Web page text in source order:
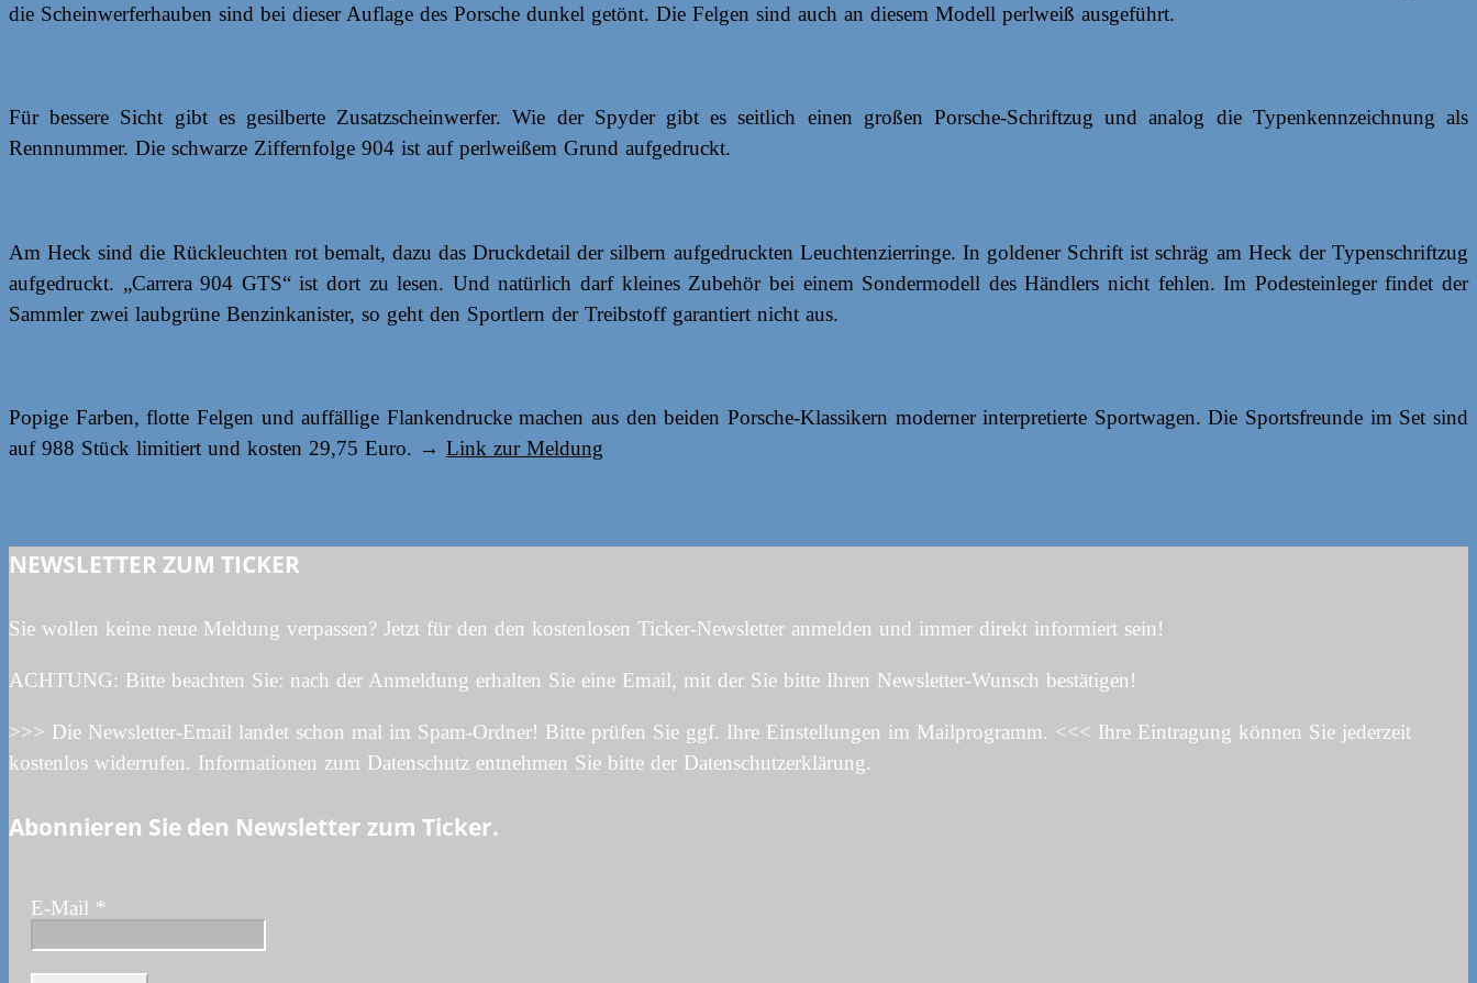
die Scheinwerferhauben sind bei dieser Auflage des Porsche dunkel getönt. Die Felgen sind auch an diesem Modell perlweiß ausgeführt.
Für bessere Sicht gibt es gesilberte Zusatzscheinwerfer. Wie der Spyder gibt es seitlich einen großen Porsche-Schriftzug und analog die Typenkennzeichnung als
Rennnummer. Die schwarze Ziffernfolge 904 ist auf perlweißem Grund aufgedruckt.
Am Heck sind die Rückleuchten rot bemalt, dazu das Druckdetail der silbern aufgedruckten Leuchtenzierringe. In goldener Schrift ist schräg am Heck der Typenschriftzug
aufgedruckt. „Carrera 904 GTS“ ist dort zu lesen. Und natürlich darf kleines Zubehör bei einem Sondermodell des Händlers nicht fehlen. Im Podesteinleger findet der
Sammler zwei laubgrüne Benzinkanister, so geht den Sportlern der Treibstoff garantiert nicht aus.
Popige Farben, flotte Felgen und auffällige Flankendrucke machen aus den beiden Porsche-Klassikern moderner interpretierte Sportwagen. Die Sportsfreunde im Set sind
auf 988 Stück limitiert und kosten 29,75 Euro. → Link zur Meldung
NEWSLETTER ZUM TICKER
Sie wollen keine neue Meldung verpassen? Jetzt für den den kostenlosen Ticker-Newsletter anmelden und immer direkt informiert sein!
ACHTUNG: Bitte beachten Sie: nach der Anmeldung erhalten Sie eine Email, mit der Sie bitte Ihren Newsletter-Wunsch bestätigen!
>>> Die Newsletter-Email landet schon mal im Spam-Ordner! Bitte prüfen Sie ggf. Ihre Einstellungen im Mailprogramm. <<< Ihre Eintragung können Sie jederzeit
kostenlos widerrufen. Informationen zum Datenschutz entnehmen Sie bitte der Datenschutzerklärung.
Abonnieren Sie den Newsletter zum Ticker.
E-Mail *